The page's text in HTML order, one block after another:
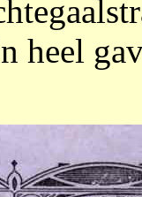
heel